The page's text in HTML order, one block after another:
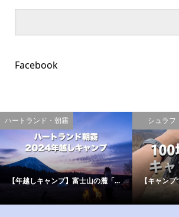
Facebook
日々徒然
能登半島地震は富士山の麓のキャ...
現地より
年越しキ